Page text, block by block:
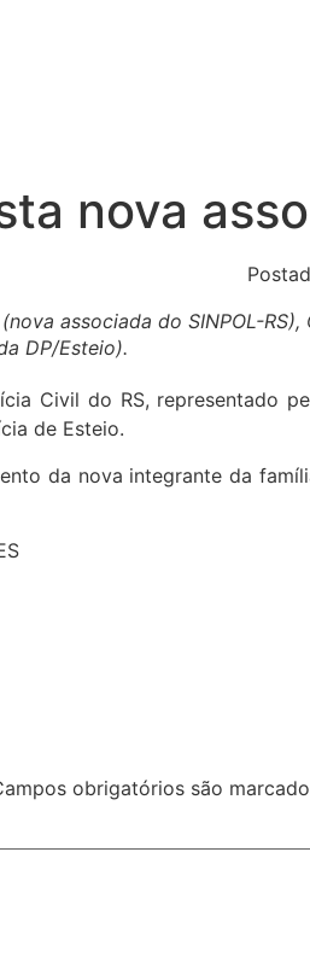
nova
associada do SINPOL-
DP/Esteio).
Civil do RS,
de Esteio.
da nova integrante da
obrigatórios são